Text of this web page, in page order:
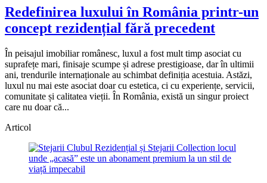
Redefinirea luxului în România printr-un
concept rezidențial fără precedent
În peisajul imobiliar românesc, luxul a fost mult timp asociat cu
suprafețe mari, finisaje scumpe și adrese prestigioase, dar în ultimii
ani, trendurile internaționale au schimbat definiția acestuia. Astăzi,
luxul nu mai este asociat doar cu estetica, ci cu experiențe, servicii,
comunitate și calitatea vieții. În România, există un singur proiect
care nu doar că...
Articol